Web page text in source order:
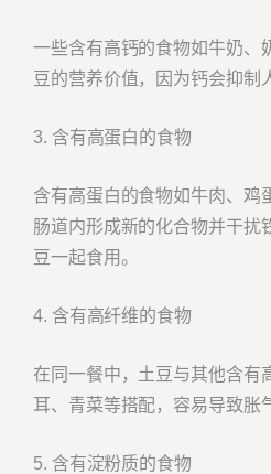
一些含有高钙的食物如牛奶、
豆的营养价值，因为钙会抑制
3. 含有高蛋白的食物
含有高蛋白的食物如牛肉、鸡
肠道内形成新的化合物并干扰
豆一起食用。
4. 含有高纤维的食物
在同一餐中，土豆与其他含有
耳、青菜等搭配，容易导致胀
5. 含有淀粉质的食物